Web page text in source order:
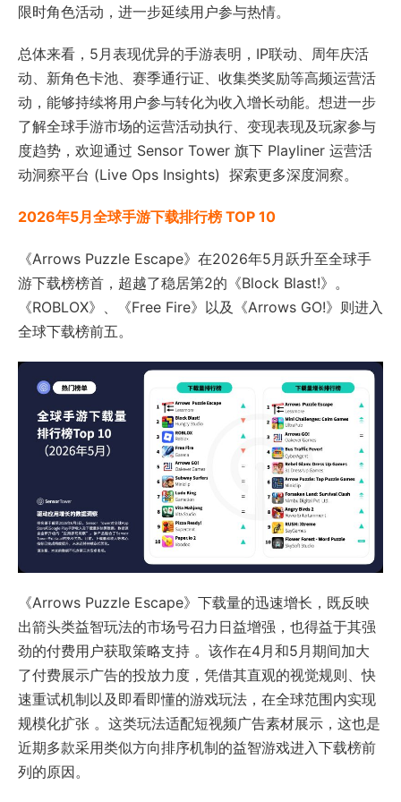
限时角色活动，进一步延续用户参与热情。
总体来看，5月表现优异的手游表明，IP联动、周年庆活
动、新角色卡池、赛季通行证、收集类奖励等高频运营活
动，能够持续将用户参与转化为收入增长动能。想进一步
了解全球手游市场的运营活动执行、变现表现及玩家参与
度趋势，欢迎通过 Sensor Tower 旗下 Playliner 运营活
动洞察平台 (Live Ops Insights) 探索更多深度洞察。
2026年5月全球手游下载排行榜 TOP 10
《Arrows Puzzle Escape》在2026年5月跃升至全球手
游下载榜榜首，超越了稳居第2的《Block Blast!》。
《ROBLOX》、《Free Fire》以及《Arrows GO!》则进入
全球下载榜前五。
《Arrows Puzzle Escape》下载量的迅速增长，既反映
出箭头类益智玩法的市场号召力日益增强，也得益于其强
劲的付费用户获取策略支持 。该作在4月和5月期间加大
了付费展示广告的投放力度，凭借其直观的视觉规则、快
速重试机制以及即看即懂的游戏玩法，在全球范围内实现
规模化扩张 。这类玩法适配短视频广告素材展示，这也是
近期多款采用类似方向排序机制的益智游戏进入下载榜前
列的原因。